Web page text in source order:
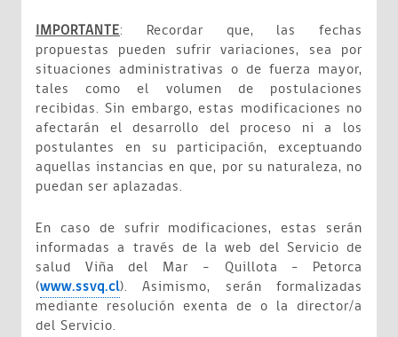
IMPORTANTE: Recordar que, las fechas
propuestas pueden sufrir variaciones, sea por
situaciones administrativas o de fuerza mayor,
tales como el volumen de postulaciones
recibidas. Sin embargo, estas modificaciones no
afectarán el desarrollo del proceso ni a los
postulantes en su participación, exceptuando
aquellas instancias en que, por su naturaleza, no
puedan ser aplazadas.
En caso de sufrir modificaciones, estas serán
informadas a través de la web del Servicio de
salud Viña del Mar – Quillota - Petorca
(www.ssvq.cl). Asimismo, serán formalizadas
mediante resolución exenta de o la director/a
del Servicio.